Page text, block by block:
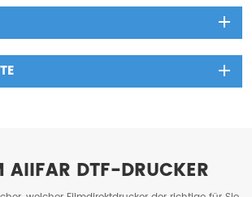
Es ist
weich
AIIFAR DTF-DRUCKER